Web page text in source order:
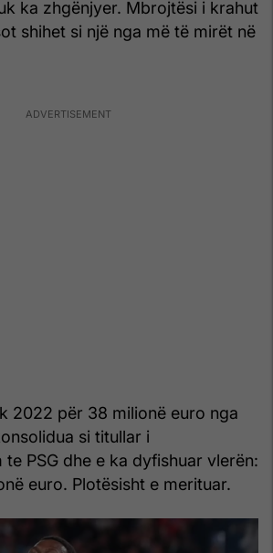
ka zhgënjyer. Mbrojtësi i krahut
shihet si një nga më të mirët në
2022 për 38 milionë euro nga
si titullar i
te PSG dhe e ka dyfishuar vlerën:
euro. Plotësisht e merituar.